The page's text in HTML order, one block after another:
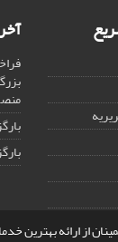
از ارائه بهترین